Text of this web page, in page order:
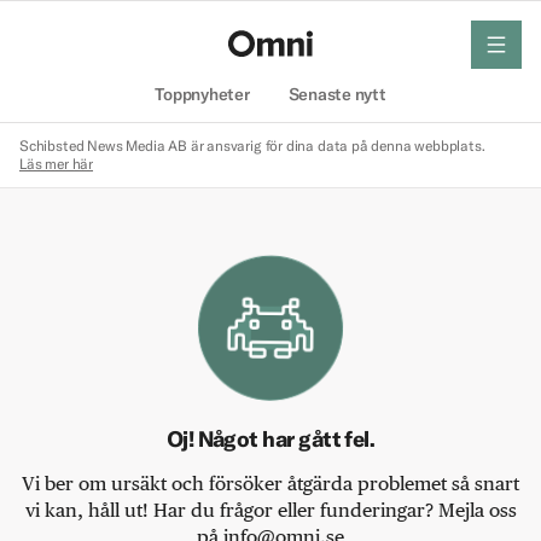
Toppnyheter Senaste nytt
meny
Schibsted News Media AB är ansvarig för dina data på denna webbplats.
Läs mer här
Oj! Något har gått fel.
Vi ber om ursäkt och försöker åtgärda problemet så snart
vi kan, håll ut! Har du frågor eller funderingar? Mejla oss